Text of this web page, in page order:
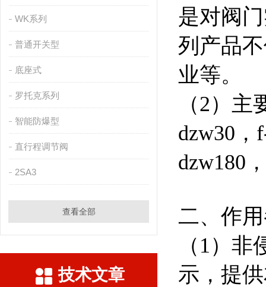
WK系列
普通开关型
底座式
罗托克系列
智能防爆型
直行程调节阀
2SA3
查看全部
技术文章
是对阀
列产品
业等。
（2）
dzw30，
dzw180
二、作
（1）
示，提